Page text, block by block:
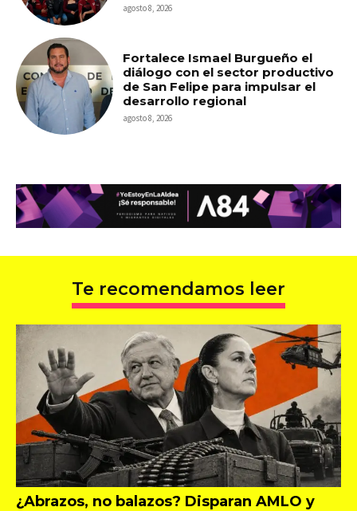
agosto 8, 2026
Fortalece Ismael Burgueño el
diálogo con el sector productivo
de San Felipe para impulsar el
desarrollo regional
agosto 8, 2026
Te recomendamos leer
¿Abrazos, no balazos? Disparan AMLO y